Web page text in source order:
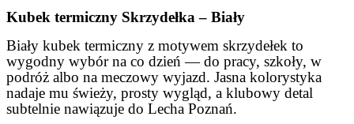
Kubek termiczny Skrzydełka – Biały
Biały kubek termiczny z motywem skrzydełek to
wygodny wybór na co dzień — do pracy, szkoły, w
podróż albo na meczowy wyjazd. Jasna kolorystyka
nadaje mu świeży, prosty wygląd, a klubowy detal
subtelnie nawiązuje do Lecha Poznań.